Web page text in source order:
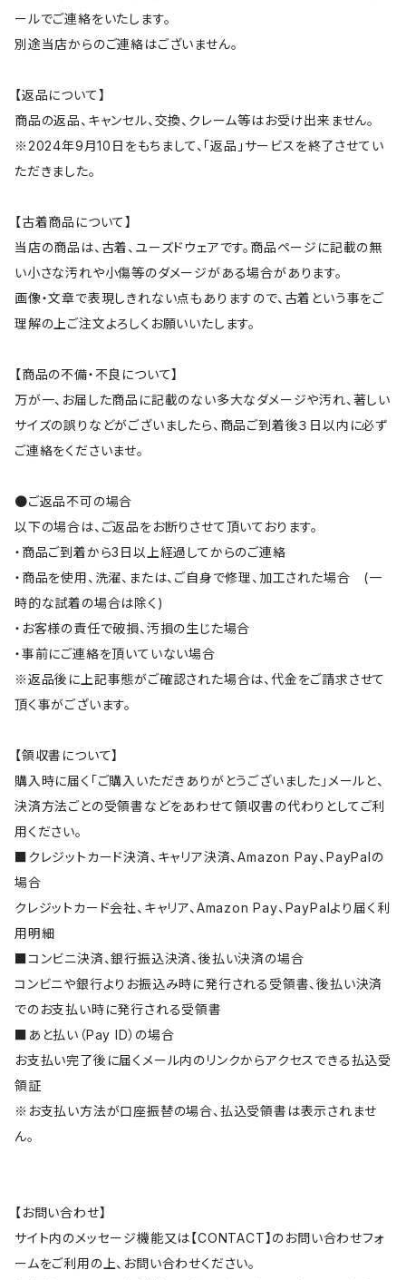
ールでご連絡をいたします。
別途当店からのご連絡はございません。
【返品について】
商品の返品、キャンセル、交換、クレーム等はお受け出来ません。
※2024年9月10日をもちまして、「返品」サービスを終了させてい
ただきました。
【古着商品について】
当店の商品は、古着、ユーズドウェアです。商品ページに記載の無
い小さな汚れや小傷等のダメージがある場合があります。
画像・文章で表現しきれない点もありますので、古着という事をご
理解の上ご注文よろしくお願いいたします。
【商品の不備・不良について】
万が一、お届した商品に記載のない多大なダメージや汚れ、著しい
サイズの誤りなどがございましたら、商品ご到着後３日以内に必ず
ご連絡をくださいませ。
●ご返品不可の場合
以下の場合は、ご返品をお断りさせて頂いております。
・商品ご到着から3日以上経過してからのご連絡
・商品を使用、洗濯、または、ご自身で修理、加工された場合 (一
時的な試着の場合は除く)
・お客様の責任で破損、汚損の生じた場合
・事前にご連絡を頂いていない場合
※返品後に上記事態がご確認された場合は、代金をご請求させて
頂く事がございます。
【領収書について】
購入時に届く「ご購入いただきありがとうございました」メールと、
決済方法ごとの受領書などをあわせて領収書の代わりとしてご利
用ください。
■クレジットカード決済、キャリア決済、Amazon Pay、PayPalの
場合
クレジットカード会社、キャリア、Amazon Pay、PayPalより届く利
用明細
■コンビニ決済、銀行振込決済、後払い決済の場合
コンビニや銀行よりお振込み時に発行される受領書、後払い決済
でのお支払い時に発行される受領書
■あと払い（Pay ID）の場合
お支払い完了後に届くメール内のリンクからアクセスできる払込受
領証
※お支払い方法が口座振替の場合、払込受領書は表示されませ
ん。
【お問い合わせ】
サイト内のメッセージ機能又は【CONTACT】のお問い合わせフォ
ームをご利用の上、お問い合わせください。